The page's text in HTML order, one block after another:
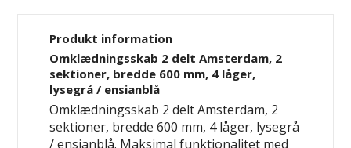
Produkt information
Omklædningsskab 2 delt Amsterdam, 2
sektioner, bredde 600 mm, 4 låger,
lysegrå / ensianblå
Omklædningsskab 2 delt Amsterdam, 2
sektioner, bredde 600 mm, 4 låger, lysegrå
/ ensianblå. Maksimal funktionalitet med